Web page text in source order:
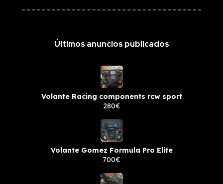
Últimos anuncios publicados
Volante Racing components rcw sport
280€
Volante Gomez Formula Pro Elite
700€